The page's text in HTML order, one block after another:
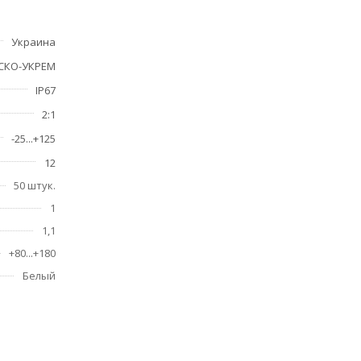
друг в
Украина
УКРЕМ
IP67
2:1
-25...+125
12
50 штук.
1
1,1
+80...+180
Белый